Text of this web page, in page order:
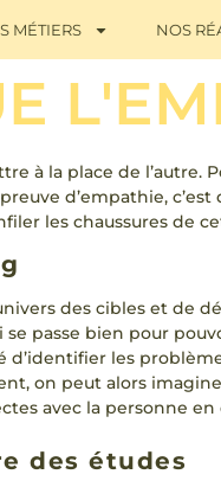
MÉTIERS NOS
à la place de
d’empathie,
les chaussures de
des cibles et de
passe bien pour
d’identifier les
on peut alors
avec la personne
des études